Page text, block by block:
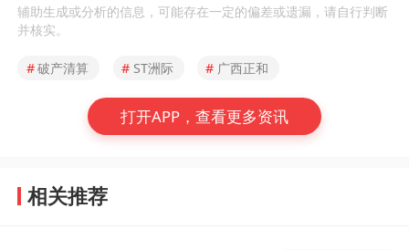
辅助生成或分析的信息，可能存在一定的偏差或遗漏，请自行判断
并核实。
#破产清算 # ST洲际 # 广西正和
打开APP，查看更多资讯
相关推荐